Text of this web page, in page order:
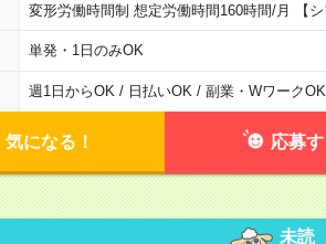
変形労働時間制 想定労働時間160時間/月 【
単発・1日のみOK
週1日からOK / 日払いOK / 副業・Wワーク
気になる！ 応募
未読